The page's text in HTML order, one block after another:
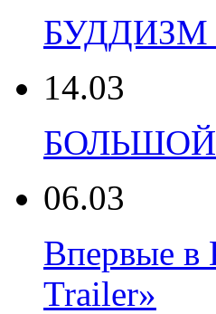
14.03
06.03
Впервые в
Trailer»